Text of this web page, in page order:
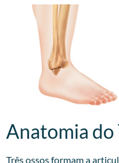
Anatomia
Três ossos formam a